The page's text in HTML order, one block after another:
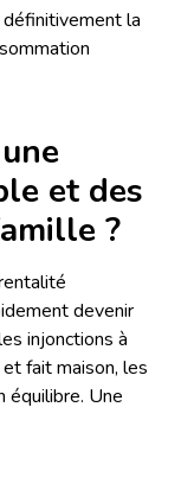
la
et des
?
devenir
injonctions à
fait maison, les
équilibre. Une